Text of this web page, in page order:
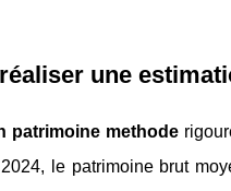
une
patrimoine methode
le patrimoine brut